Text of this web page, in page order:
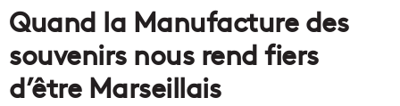
Quand la Manufacture des
souvenirs nous rend fiers
d’être Marseillais